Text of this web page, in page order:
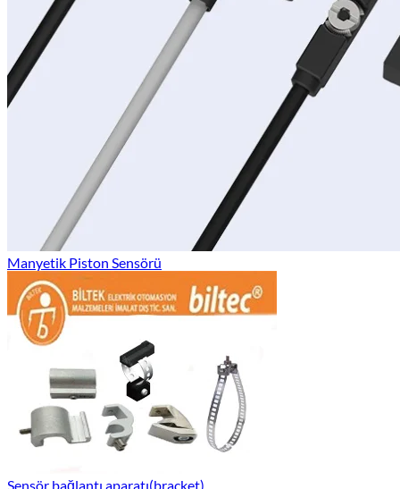
Manyetik Piston Sensörü
Sensör bağlantı aparatı(bracket)